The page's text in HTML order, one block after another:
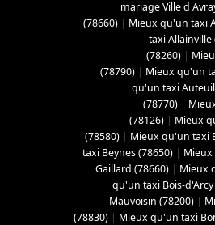
mariage Ville d
(78660) | Mieux qu'un taxi
taxi Allainville
(78260) |
(78790) | Mieux qu'un
qu'un taxi
(78770) |
(78126) | Mieux
(78580) | Mieux qu'un taxi
taxi Beynes (78650) | Mieux
Gaillard (78660) | Mieux
qu'un taxi Bois-d'Arcy
Mauvoisin (78200) |
(78830) | Mieux qu'un taxi